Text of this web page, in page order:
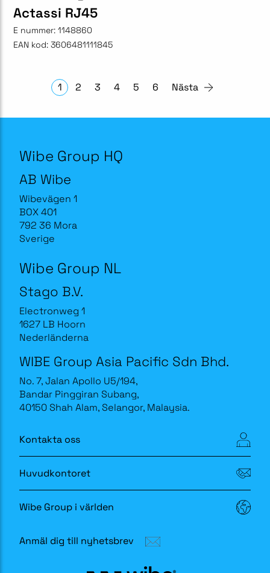
Actassi RJ45
E nummer: 1148860
EAN kod: 3606481111845
1 2 3 4 5 6 Nästa
Wibe Group HQ
AB Wibe
Wibevägen 1
BOX 401
792 36 Mora
Sverige
Wibe Group NL
Stago B.V.
Electronweg 1
1627 LB Hoorn
Nederländerna
WIBE Group Asia Pacific Sdn Bhd.
No. 7, Jalan Apollo U5/194,
Bandar Pinggiran Subang,
40150 Shah Alam, Selangor, Malaysia.
Kontakta oss
Huvudkontoret
Wibe Group i världen
Anmäl dig till nyhetsbrev